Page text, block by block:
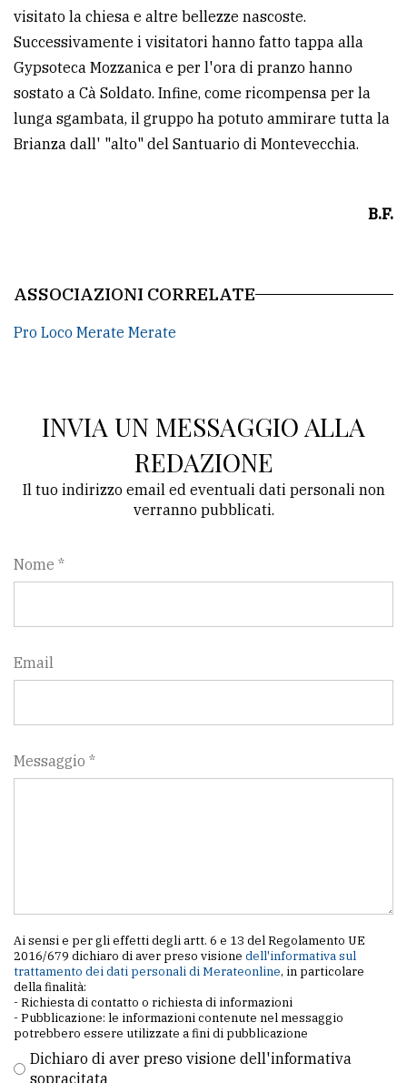
visitato la chiesa e altre bellezze nascoste.
Successivamente i visitatori hanno fatto tappa alla
Gypsoteca Mozzanica e per l'ora di pranzo hanno
sostato a Cà Soldato. Infine, come ricompensa per la
lunga sgambata, il gruppo ha potuto ammirare tutta la
Brianza dall' "alto" del Santuario di Montevecchia.
B.F.
ASSOCIAZIONI CORRELATE
Pro Loco Merate Merate
INVIA UN MESSAGGIO ALLA
REDAZIONE
Il tuo indirizzo email ed eventuali dati personali non
verranno pubblicati.
Nome *
Email
Messaggio *
Ai sensi e per gli effetti degli artt. 6 e 13 del Regolamento UE
2016/679 dichiaro di aver preso visione dell'informativa sul
trattamento dei dati personali di Merateonline, in particolare
della finalità:
- Richiesta di contatto o richiesta di informazioni
- Pubblicazione: le informazioni contenute nel messaggio
potrebbero essere utilizzate a fini di pubblicazione
Dichiaro di aver preso visione dell'informativa
sopracitata